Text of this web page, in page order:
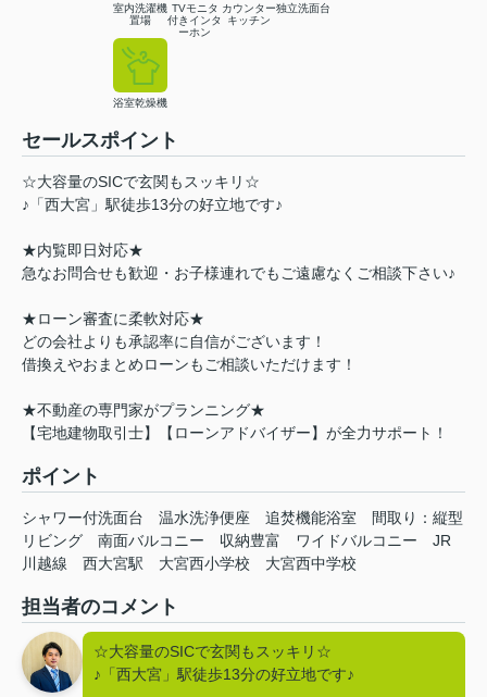
室内洗濯機
置場
TVモニタ
付きインタ
ーホン
カウンター
キッチン
独立洗面台
浴室乾燥機
セールスポイント
☆大容量のSICで玄関もスッキリ☆
♪「西大宮」駅徒歩13分の好立地です♪
★内覧即日対応★
急なお問合せも歓迎・お子様連れでもご遠慮なくご相談下さい♪
★ローン審査に柔軟対応★
どの会社よりも承認率に自信がございます！
借換えやおまとめローンもご相談いただけます！
★不動産の専門家がプランニング★
【宅地建物取引士】【ローンアドバイザー】が全力サポート！
ポイント
シャワー付洗面台 温水洗浄便座 追焚機能浴室
間取り：縦型
リビング
南面バルコニー 収納豊富 ワイドバルコニー
JR
川越線
西大宮駅 大宮西小学校 大宮西中学校
担当者のコメント
☆大容量のSICで玄関もスッキリ☆
♪「西大宮」駅徒歩13分の好立地です♪